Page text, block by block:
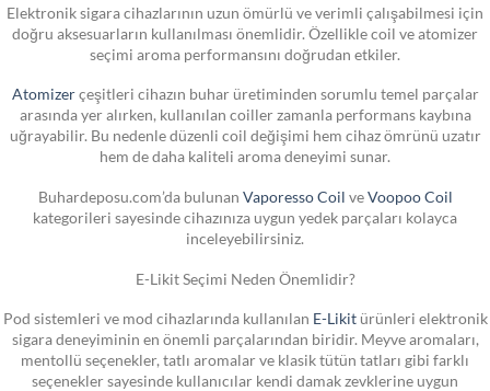
Elektronik sigara cihazlarının uzun ömürlü ve verimli çalışabilmesi için
doğru aksesuarların kullanılması önemlidir. Özellikle coil ve atomizer
seçimi aroma performansını doğrudan etkiler.
Atomizerçeşitleri cihazın buhar üretiminden sorumlu temel parçalar
arasında yer alırken, kullanılan coiller zamanla performans kaybına
uğrayabilir. Bu nedenle düzenli coil değişimi hem cihaz ömrünü uzatır
hem de daha kaliteli aroma deneyimi sunar.
Buhardeposu.com’da bulunan Vaporesso Coil veVoopoo Coil
kategorileri sayesinde cihazınıza uygun yedek parçaları kolayca
inceleyebilirsiniz.
E-Likit Seçimi Neden Önemlidir?
Pod sistemleri ve mod cihazlarında kullanılan E-Likitürünleri elektronik
sigara deneyiminin en önemli parçalarından biridir. Meyve aromaları,
mentollü seçenekler, tatlı aromalar ve klasik tütün tatları gibi farklı
seçenekler sayesinde kullanıcılar kendi damak zevklerine uygun